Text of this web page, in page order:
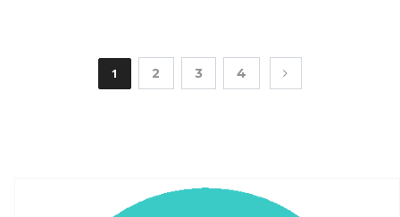
1 2 3 4